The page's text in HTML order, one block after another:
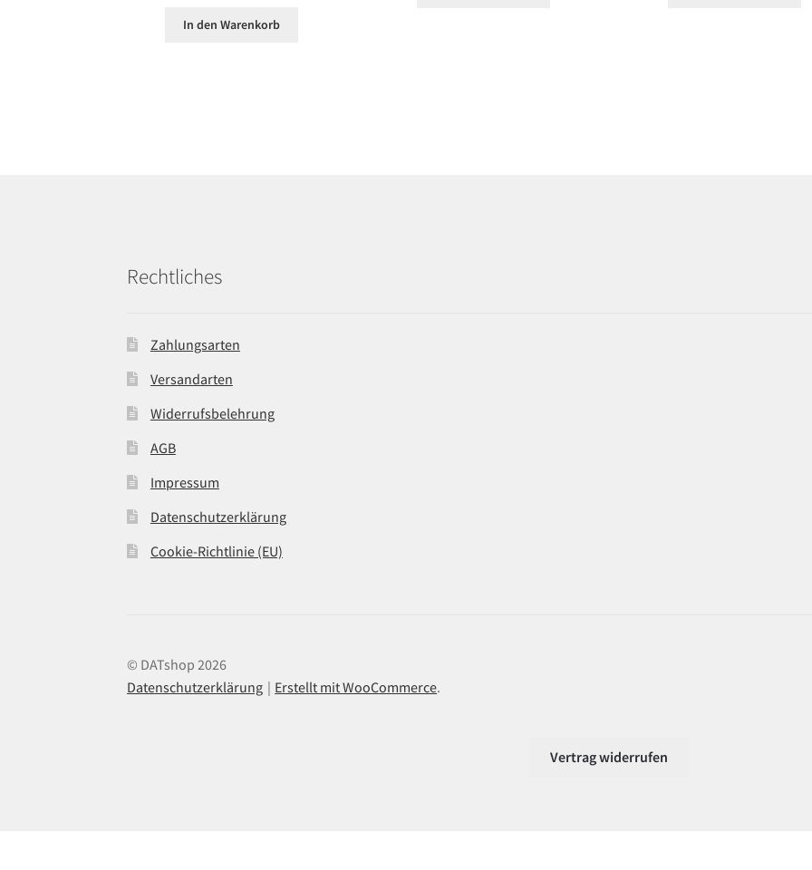
In den Warenkorb
Rechtliches
Zahlungsarten
Versandarten
Widerrufsbelehrung
AGB
Impressum
Datenschutzerklärung
Cookie-Richtlinie (EU)
© DATshop 2026
Datenschutzerklärung
Erstellt mit WooCommerce.
Vertrag widerrufen